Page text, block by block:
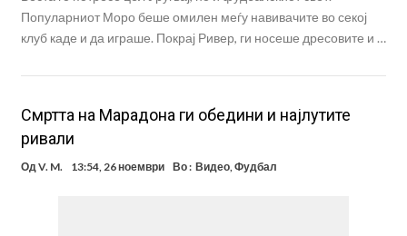
Популарниот Моро беше омилен меѓу навивачите во секој
клуб каде и да играше. Покрај Ривер, ги носеше дресовите и …
Смртта на Марадона ги обедини и најлутите
ривали
ОдV. M. 13:54, 26 ноември Во : Видео,Фудбал